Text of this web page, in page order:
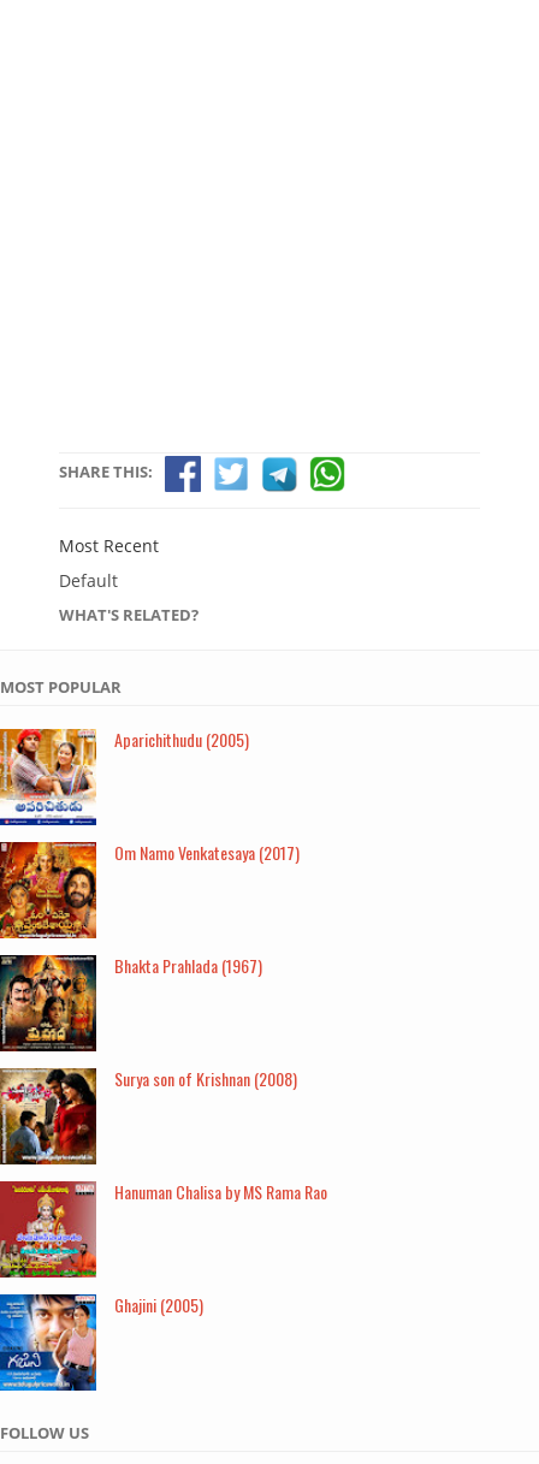
SHARE THIS:
Most Recent
Default
WHAT'S RELATED?
MOST POPULAR
Aparichithudu (2005)
Om Namo Venkatesaya (2017)
Bhakta Prahlada (1967)
Surya son of Krishnan (2008)
Hanuman Chalisa by MS Rama Rao
Ghajini (2005)
FOLLOW US